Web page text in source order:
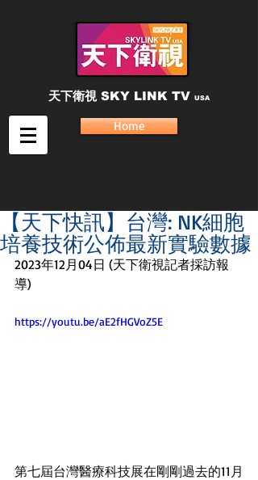
天下衛視 SKY LINK TV USA
Home
【天下快訊】台灣: NK細胞
培養技術公佈最新實驗數據
2023年12月04日 (天下衛視記者採訪報
導)
https://youtu.be/aE2fHGVoZ5E
第七屆台灣醫療科技展在剛剛過去的11月